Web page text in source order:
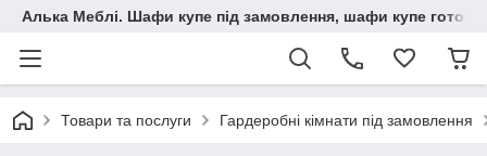
Алька Меблі. Шафи купе під замовлення, шафи купе готові,
Товари та послуги Гардеробні кімнати під замовлення